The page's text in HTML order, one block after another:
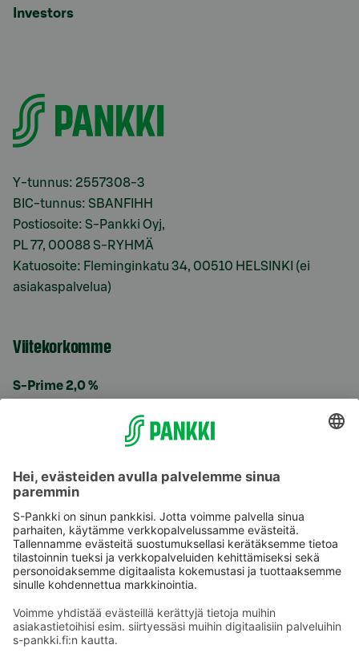
Investors
Y-tunnus: 2557308-3
BIC-tunnus: SBANFIHH
Postiosoite: S-Pankki Oyj,
PL 77, 00088 S-RYHMÄ
Katuosoite: Fleminginkatu 34, 00510 HELSINKI (ei
asiakaspalvelua)
Viitekorkomme
S-Prime 2,0 %
Käyttöehdot
Saavutettavuusseloste